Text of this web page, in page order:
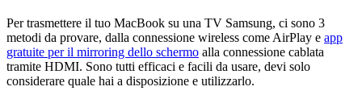
Per trasmettere il tuo MacBook su una TV Samsung, ci sono 3
metodi da provare, dalla connessione wireless come AirPlay e app
gratuite per il mirroring dello schermo alla connessione cablata
tramite HDMI. Sono tutti efficaci e facili da usare, devi solo
considerare quale hai a disposizione e utilizzarlo.